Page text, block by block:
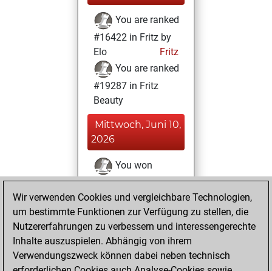
You are ranked
#16422 in Fritz by
Elo
Fritz
You are ranked
#19287 in Fritz
Beauty
Mittwoch, Juni 10,
2026
You won
against Fritz
Fritz
You achieved a
BeautyScore of 4
You achieved a
new Elo of 1585
You created
Wir verwenden Cookies und vergleichbare Technologien,
um bestimmte Funktionen zur Verfügung zu stellen, die
Nutzererfahrungen zu verbessern und interessengerechte
Inhalte auszuspielen. Abhängig von ihrem
Verwendungszweck können dabei neben technisch